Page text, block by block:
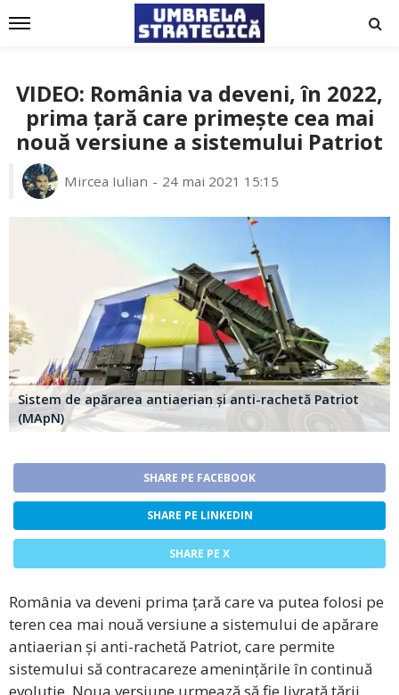
VIDEO: România va deveni, în 2022,
prima țară care primește cea mai
nouă versiune a sistemului Patriot
Mircea Iulian 24 mai 2021 15:15
Sistem de apărarea antiaerian și anti-rachetă Patriot
(MApN)
SHARE PE FACEBOOK
SHARE PE LINKEDIN
SHARE PE X
România va deveni prima țară care va putea folosi pe
teren cea mai nouă versiune a sistemului de apărare
antiaerian și anti-rachetă Patriot, care permite
sistemului să contracareze amenințările în continuă